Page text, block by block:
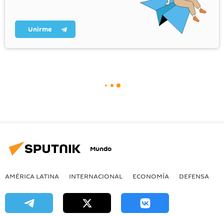
Unirme
Mundo
AMÉRICA LATINA INTERNACIONAL ECONOMÍA DEFENSA